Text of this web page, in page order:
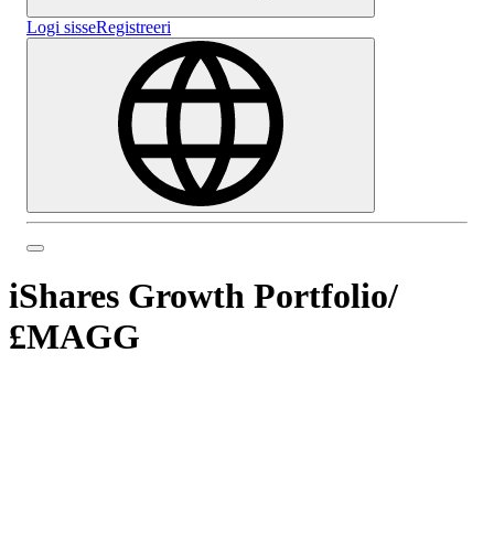
Logi sisseRegistreeri
iShares Growth Portfolio/
£MAGG